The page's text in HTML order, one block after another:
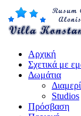
Αρχική
Σχετικά με
Δωμάτια
Studios
Πρόσβαση